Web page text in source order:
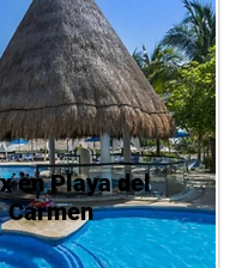
en Playa del
Carmen